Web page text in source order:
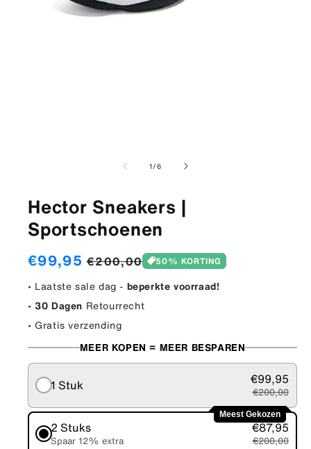
1/van
6
Hector Sneakers |
Sportschoenen
Aanbiedingsprijs
€99,95 Normale
prijs
€200,00 50% KORTING
• Laatste sale dag - beperkte voorraad!
•30 Dagen Retourrecht
• Gratis verzending
MEER KOPEN = MEER BESPAREN
1 Stuk €99,95
€200,00
Meest Gekozen
2 Stuks
Spaar 12% extra
€87,95
€200,00